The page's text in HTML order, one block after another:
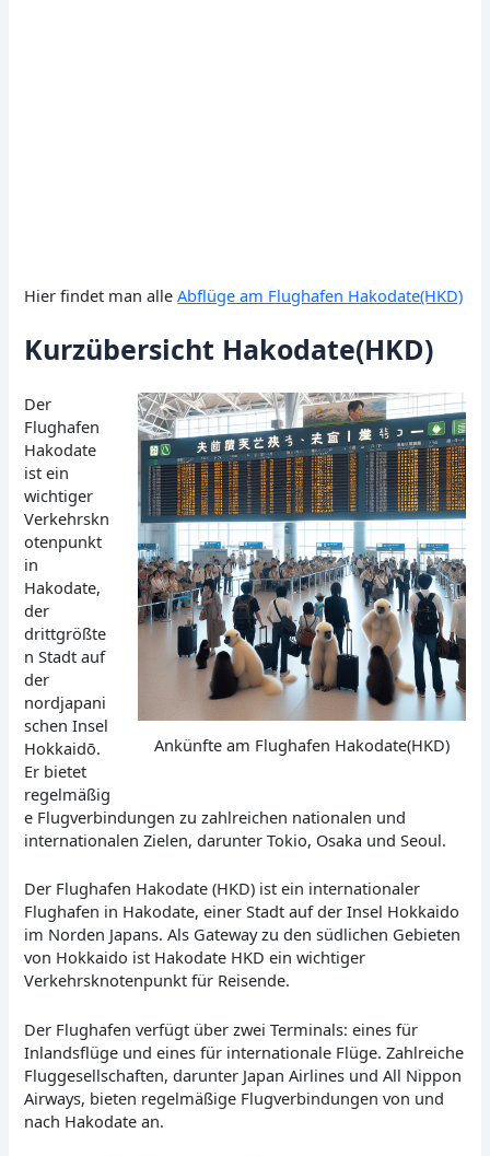
Hier findet man alleAbflüge am Flughafen Hakodate(HKD)
Kurzübersicht Hakodate(HKD)
Ankünfte am Flughafen Hakodate(HKD)
Der
Flughafen
Hakodate
ist ein
wichtiger
Verkehrskn
otenpunkt
in
Hakodate,
der
drittgrößte
n Stadt auf
der
nordjapani
schen Insel
Hokkaidō.
Er bietet
regelmäßig
e Flugverbindungen zu zahlreichen nationalen und
internationalen Zielen, darunter Tokio, Osaka und Seoul.
Der Flughafen Hakodate (HKD) ist ein internationaler
Flughafen in Hakodate, einer Stadt auf der Insel Hokkaido
im Norden Japans. Als Gateway zu den südlichen Gebieten
von Hokkaido ist Hakodate HKD ein wichtiger
Verkehrsknotenpunkt für Reisende.
Der Flughafen verfügt über zwei Terminals: eines für
Inlandsflüge und eines für internationale Flüge. Zahlreiche
Fluggesellschaften, darunter Japan Airlines und All Nippon
Airways, bieten regelmäßige Flugverbindungen von und
nach Hakodate an.